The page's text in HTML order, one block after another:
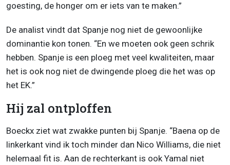
goesting, de honger om er iets van te maken.”
De analist vindt dat Spanje nog niet de gewoonlijke
dominantie kon tonen. “En we moeten ook geen schrik
hebben. Spanje is een ploeg met veel kwaliteiten, maar
het is ook nog niet de dwingende ploeg die het was op
het EK.”
Hij zal ontploffen
Boeckx ziet wat zwakke punten bij Spanje. “Baena op de
linkerkant vind ik toch minder dan Nico Williams, die niet
helemaal fit is. Aan de rechterkant is ook Yamal niet